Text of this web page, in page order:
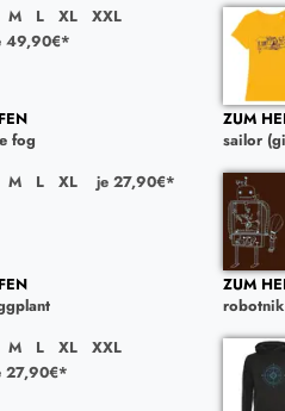
M L XL
XXL
49,90€*
fog
ZUM
sailor
M L XL je 27,90€*
ZUM
M L XL
XXL
27,90€*